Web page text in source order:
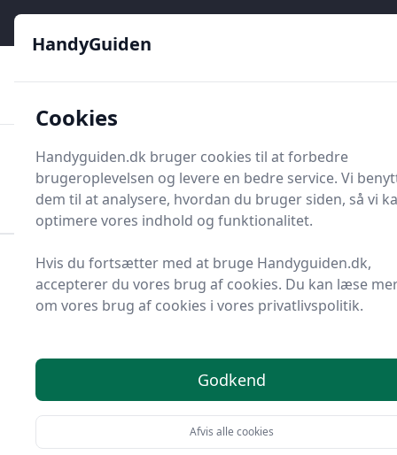
HandyGuiden
Søg nu
Søg nu
Forside Renovering og Byggeri
Værktøj
Diverse værktøj
Diverse værktøj og tilbehør
Containersæk
Topliste over de 11
bedste containersække
i 2025
HandyGuiden
Cookies
Handyguiden.dk bruger cookies til at forbedre
brugeroplevelsen og levere en bedre service. Vi
dem til at analysere, hvordan du bruger siden, så vi
optimere vores indhold og funktionalitet.
Hvis du fortsætter med at bruge Handyguiden.dk,
accepterer du vores brug af cookies. Du kan læse
om vores brug af cookies i vores privatlivspolitik.
Godkend
Afvis alle cookies